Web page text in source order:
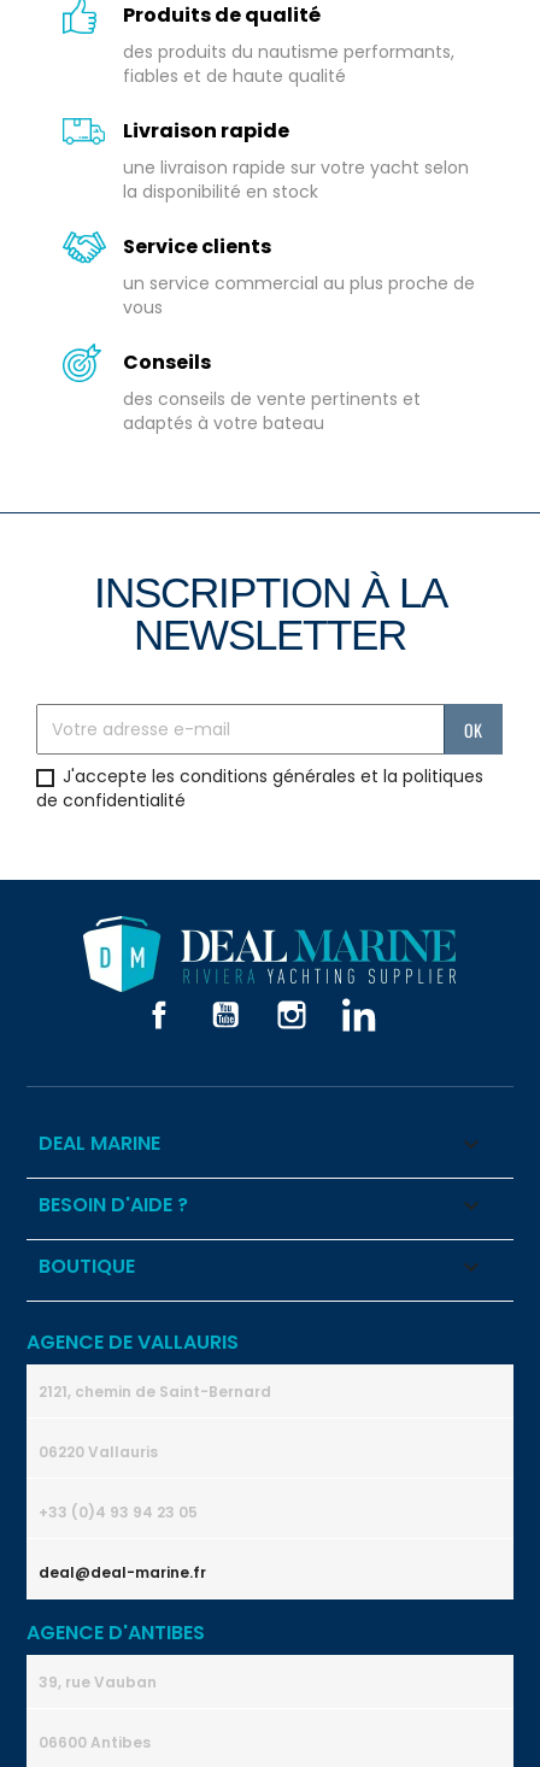
Produits de qualité
des produits du nautisme performants,
fiables et de haute qualité
Livraison rapide
une livraison rapide sur votre yacht selon
la disponibilité en stock
Service clients
un service commercial au plus proche de
vous
Conseils
des conseils de vente pertinents et
adaptés à votre bateau
INSCRIPTION À LA
NEWSLETTER
J'accepte les conditions générales et la politiques
de confidentialité
FacebookYouTube Instagram
DEAL MARINE 
BESOIN D'AIDE ? 
BOUTIQUE 
AGENCE DE VALLAURIS
2121, chemin de Saint-Bernard
06220 Vallauris
+33 (0)4 93 94 23 05
deal@deal-marine.fr
AGENCE D'ANTIBES
39, rue Vauban
06600 Antibes